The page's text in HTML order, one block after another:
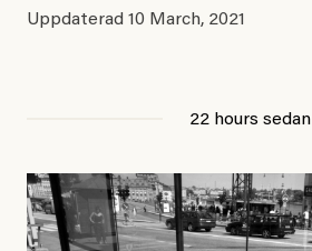
Uppdaterad 10 March, 2021
22 hours sedan